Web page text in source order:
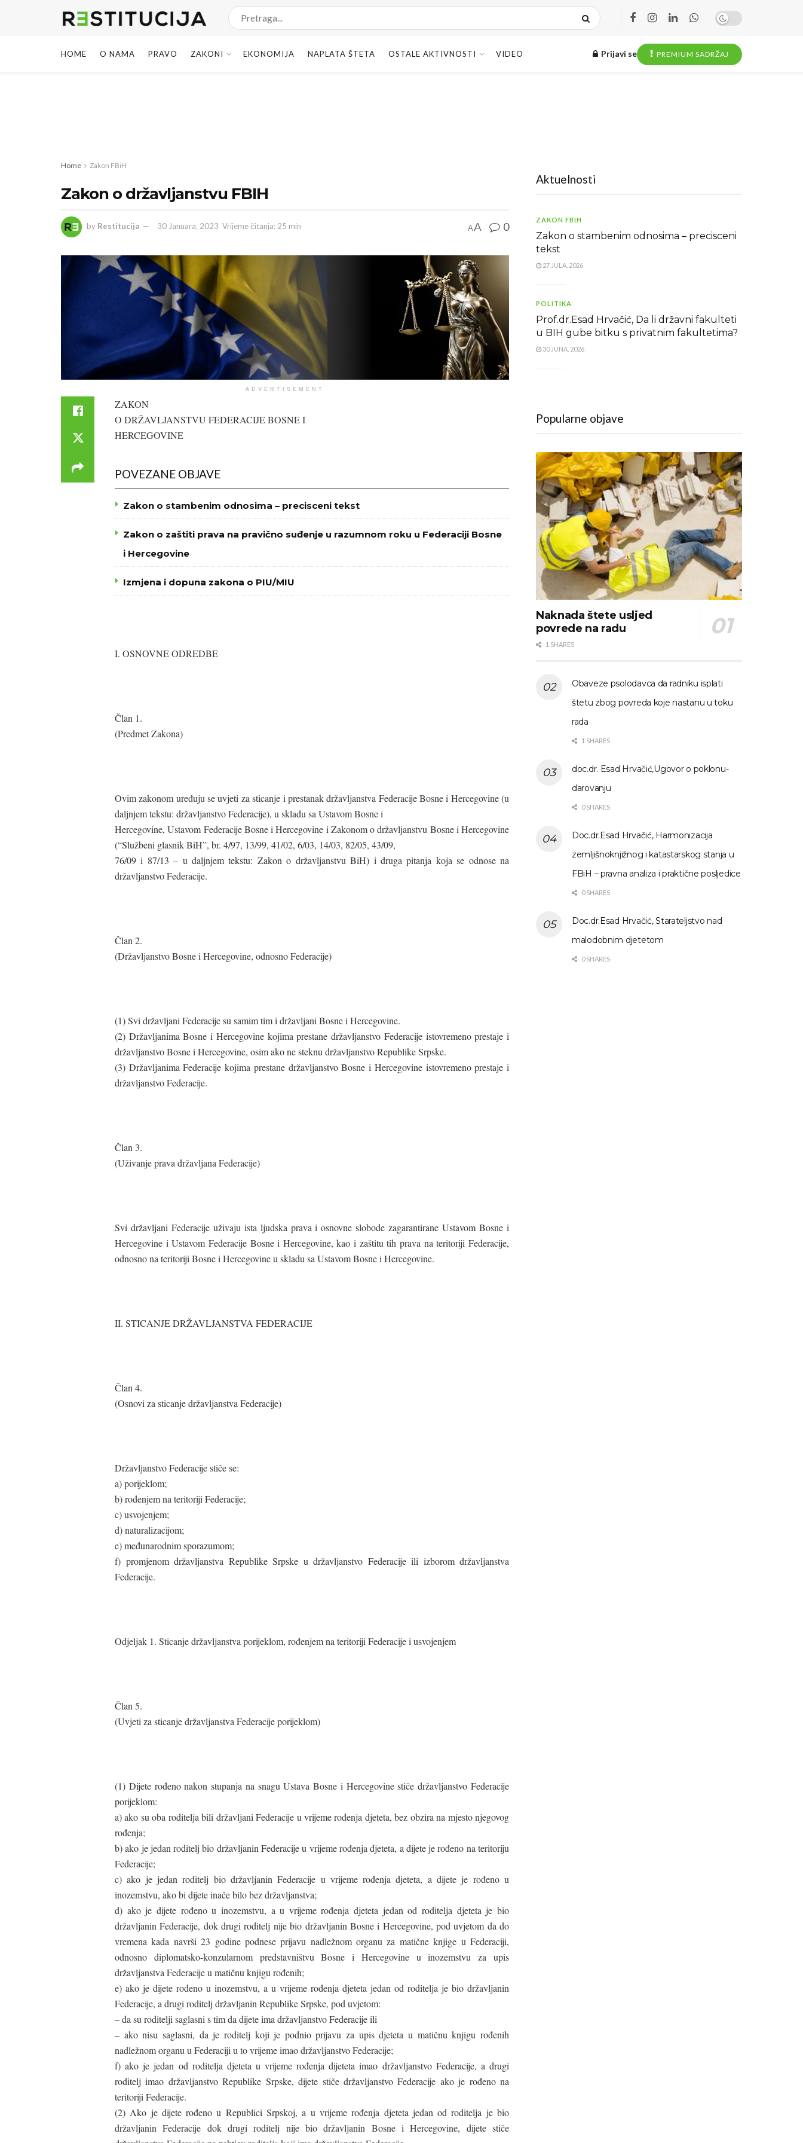
HOME O NAMA PRAVO ZAKONI EKONOMIJA NAPLATA ŠTETA OSTALE AKTIVNOSTI VIDEO Prijavi se PREMIUM SADRŽAJ
Home Zakon FBiH
Zakon o državljanstvu FBIH
by Restitucija 30 Januara, 2023 Vrijeme čitanja: 25 min AA 0
ADVERTISEMENT
ZAKON
O DRŽAVLJANSTVU FEDERACIJE BOSNE I
HERCEGOVINE
POVEZANE OBJAVE
Zakon o stambenim odnosima – precisceni tekst
Zakon o zaštiti prava na pravično suđenje u razumnom roku u Federaciji Bosne
i Hercegovine
Izmjena i dopuna zakona o PIU/MIU
I. OSNOVNE ODREDBE
Član 1.
(Predmet Zakona)
Ovim zakonom uređuju se uvjeti za sticanje i prestanak državljanstva Federacije Bosne i Hercegovine (u
daljnjem tekstu: državljanstvo Federacije), u skladu sa Ustavom Bosne i
Hercegovine, Ustavom Federacije Bosne i Hercegovine i Zakonom o državljanstvu Bosne i Hercegovine
(“Službeni glasnik BiH”, br. 4/97, 13/99, 41/02, 6/03, 14/03, 82/05, 43/09,
76/09 i 87/13 – u daljnjem tekstu: Zakon o državljanstvu BiH) i druga pitanja koja se odnose na
državljanstvo Federacije.
Član 2.
(Državljanstvo Bosne i Hercegovine, odnosno Federacije)
(1) Svi državljani Federacije su samim tim i državljani Bosne i Hercegovine.
(2) Državljanima Bosne i Hercegovine kojima prestane državljanstvo Federacije istovremeno prestaje i
državljanstvo Bosne i Hercegovine, osim ako ne steknu državljanstvo Republike Srpske.
(3) Državljanima Federacije kojima prestane državljanstvo Bosne i Hercegovine istovremeno prestaje i
državljanstvo Federacije.
Član 3.
(Uživanje prava državljana Federacije)
Svi državljani Federacije uživaju ista ljudska prava i osnovne slobode zagarantirane Ustavom Bosne i
Hercegovine i Ustavom Federacije Bosne i Hercegovine, kao i zaštitu tih prava na teritoriji Federacije,
odnosno na teritoriji Bosne i Hercegovine u skladu sa Ustavom Bosne i Hercegovine.
II. STICANJE DRŽAVLJANSTVA FEDERACIJE
Član 4.
(Osnovi za sticanje državljanstva Federacije)
Državljanstvo Federacije stiče se:
a) porijeklom;
b) rođenjem na teritoriji Federacije;
c) usvojenjem;
d) naturalizacijom;
e) međunarodnim sporazumom;
f) promjenom državljanstva Republike Srpske u državljanstvo Federacije ili izborom državljanstva
Federacije.
Odjeljak 1. Sticanje državljanstva porijeklom, rođenjem na teritoriji Federacije i usvojenjem
Član 5.
(Uvjeti za sticanje državljanstva Federacije porijeklom)
(1) Dijete rođeno nakon stupanja na snagu Ustava Bosne i Hercegovine stiče državljanstvo Federacije
porijeklom:
a) ako su oba roditelja bili državljani Federacije u vrijeme rođenja djeteta, bez obzira na mjesto njegovog
rođenja;
b) ako je jedan roditelj bio državljanin Federacije u vrijeme rođenja djeteta, a dijete je rođeno na teritoriju
Federacije;
c) ako je jedan roditelj bio državljanin Federacije u vrijeme rođenja djeteta, a dijete je rođeno u
inozemstvu, ako bi dijete inače bilo bez državljanstva;
d) ako je dijete rođeno u inozemstvu, a u vrijeme rođenja djeteta jedan od roditelja djeteta je bio
državljanin Federacije, dok drugi roditelj nije bio državljanin Bosne i Hercegovine, pod uvjetom da do
vremena kada navrši 23 godine podnese prijavu nadležnom organu za matične knjige u Federaciji,
odnosno diplomatsko-konzularnom predstavništvu Bosne i Hercegovine u inozemstvu za upis
državljanstva Federacije u matičnu knjigu rođenih;
e) ako je dijete rođeno u inozemstvu, a u vrijeme rođenja djeteta jedan od roditelja je bio državljanin
Federacije, a drugi roditelj državljanin Republike Srpske, pod uvjetom:
– da su roditelji saglasni s tim da dijete ima državljanstvo Federacije ili
– ako nisu saglasni, da je roditelj koji je podnio prijavu za upis djeteta u matičnu knjigu rođenih
nadležnom organu u Federaciji u to vrijeme imao državljanstvo Federacije;
f) ako je jedan od roditelja djeteta u vrijeme rođenja dijeteta imao državljanstvo Federacije, a drugi
roditelj imao državljanstvo Republike Srpske, dijete stiče državljanstvo Federacije ako je rođeno na
teritoriji Federacije.
(2) Ako je dijete rođeno u Republici Srpskoj, a u vrijeme rođenja djeteta jedan od roditelja je bio
državljanin Federacije dok drugi roditelj nije bio državljanin Bosne i Hercegovine, dijete stiče
Aktuelnosti
ZAKON FBIH
Zakon o stambenim odnosima – precisceni
tekst
27 JULA, 2026
POLITIKA
Prof.dr.Esad Hrvačić, Da li državni fakulteti
u BIH gube bitku s privatnim fakultetima?
30 JUNA, 2026
Popularne objave
Naknada štete usljed
povrede na radu
1 SHARES
Obaveze psolodavca da radniku isplati
štetu zbog povreda koje nastanu u toku
rada
1 SHARES
doc.dr. Esad Hrvačić,Ugovor o poklonu-
darovanju
0 SHARES
Doc.dr.Esad Hrvačić, Harmonizacija
zemljišnoknjižnog i katastarskog stanja u
FBiH – pravna analiza i praktične posljedice
0 SHARES
Doc.dr.Esad Hrvačić, Starateljstvo nad
malodobnim djetetom
0 SHARES